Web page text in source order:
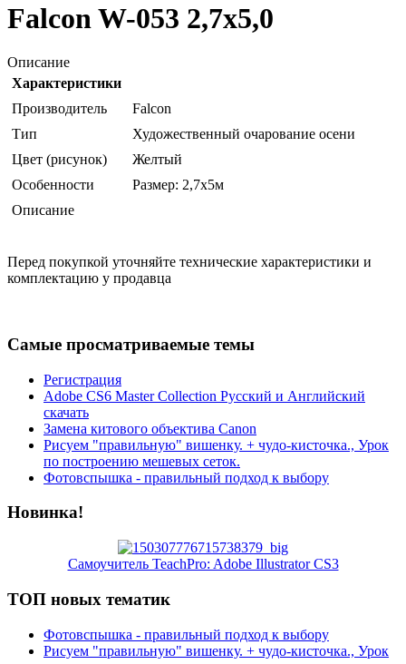
Falcon W-053 2,7х5,0
Описание
Характеристики
Производитель
Falcon
Тип
Художественный очарование осени
Цвет (рисунок)
Желтый
Особенности
Размер: 2,7х5м
Описание
Перед покупкой уточняйте технические характеристики и
комплектацию у продавца
Самые просматриваемые темы
Регистрация
Adobe CS6 Master Collection Русский и Английский
скачать
Замена китового объектива Canon
Рисуем "правильную" вишенку. + чудо-кисточка., Урок
по построению мешевых сеток.
Фотовспышка - правильный подход к выбору
Новинка!
Самоучитель TeachPro: Adobe Illustrator CS3
ТОП новых тематик
Фотовспышка - правильный подход к выбору
Рисуем "правильную" вишенку. + чудо-кисточка., Урок